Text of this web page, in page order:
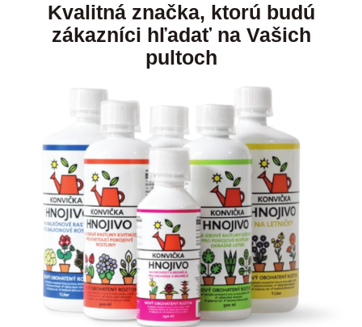
Kvalitná značka, ktorú budú
zákazníci hľadať na Vašich
pultoch